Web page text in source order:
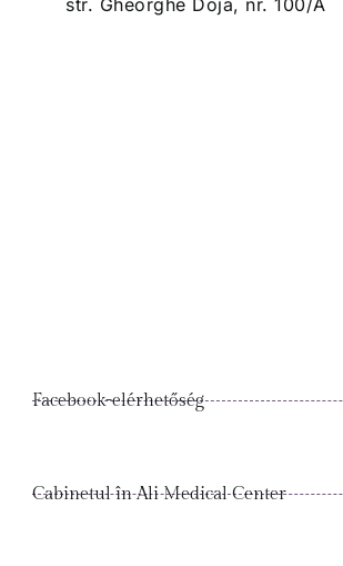
str. Gheorghe Doja, nr. 100/A
Facebook-elérhetőség
Cabinetul în Ali Medical Center